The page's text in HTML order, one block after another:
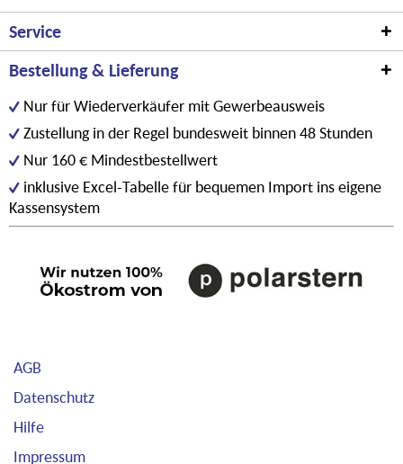
Service
Bestellung & Lieferung
Nur für Wiederverkäufer mit Gewerbeausweis
Zustellung in der Regel bundesweit binnen 48 Stunden
Nur 160 € Mindestbestellwert
inklusive Excel-Tabelle für bequemen Import ins eigene
Kassensystem
AGB
Datenschutz
Hilfe
Impressum